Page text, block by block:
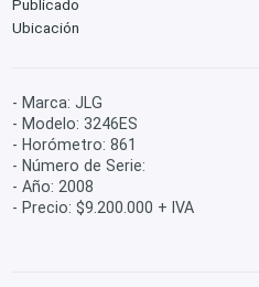
Publicado
Ubicación
- Marca: JLG
- Modelo: 3246ES
- Horómetro: 861
- Número de Serie:
- Año: 2008
- Precio: $9.200.000 + IVA